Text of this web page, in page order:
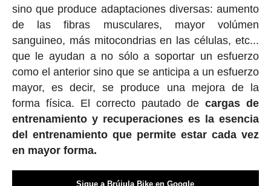
sino que produce adaptaciones diversas: aumento
de las fibras musculares, mayor volúmen
sanguineo, más mitocondrias en las células, etc...
que le ayudan a no sólo a soportar un esfuerzo
como el anterior sino que se anticipa a un esfuerzo
mayor, es decir, se produce una mejora de la
forma física. El correcto pautado decargas de
entrenamiento y recuperaciones es la esencia
del entrenamiento que permite estar cada vez
en mayor forma.
Sigue a Brújula Bike en Google